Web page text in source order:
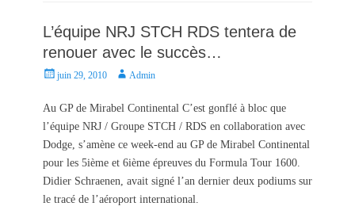
L’équipe NRJ STCH RDS tentera de
renouer avec le succès…
P
s
t
o
n
juin 29, 2010
A
t
h
Admin
Au GP de Mirabel Continental C’est gonflé à bloc que
l’équipe NRJ / Groupe STCH / RDS en collaboration avec
Dodge, s’amène ce week-end au GP de Mirabel Continental
pour les 5ième et 6ième épreuves du Formula Tour 1600.
Didier Schraenen, avait signé l’an dernier deux podiums sur
le tracé de l’aéroport international.